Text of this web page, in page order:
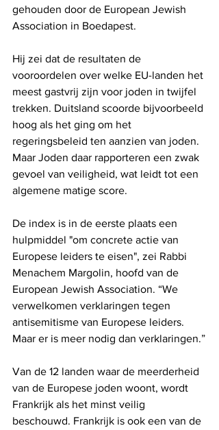
gehouden door de European Jewish
Association in Boedapest.
Hij zei dat de resultaten de
vooroordelen over welke EU-landen het
meest gastvrij zijn voor joden in twijfel
trekken. Duitsland scoorde bijvoorbeeld
hoog als het ging om het
regeringsbeleid ten aanzien van joden.
Maar Joden daar rapporteren een zwak
gevoel van veiligheid, wat leidt tot een
algemene matige score.
De index is in de eerste plaats een
hulpmiddel "om concrete actie van
Europese leiders te eisen", zei Rabbi
Menachem Margolin, hoofd van de
European Jewish Association. “We
verwelkomen verklaringen tegen
antisemitisme van Europese leiders.
Maar er is meer nodig dan verklaringen.”
Van de 12 landen waar de meerderheid
van de Europese joden woont, wordt
Frankrijk als het minst veilig
beschouwd. Frankrijk is ook een van de